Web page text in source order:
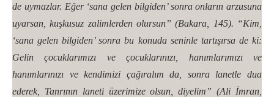
de uymazlar. Eğer ‘sana gelen bilgiden’ sonra onların arzusuna
uyarsan, kuşkusuz zalimlerden olursun” (Bakara, 145). “Kim,
‘sana gelen bilgiden’ sonra bu konuda seninle tartışırsa de ki:
Gelin çocuklarımızı ve çocuklarınızı, hanımlarımızı ve
hanımlarınızı ve kendimizi çağıralım da, sonra lanetle dua
ederek, Tanrının laneti üzerimize olsun, diyelim” (Ali İmran,